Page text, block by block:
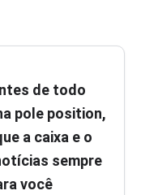
de todo
pole position,
a caixa e o
sempre
você